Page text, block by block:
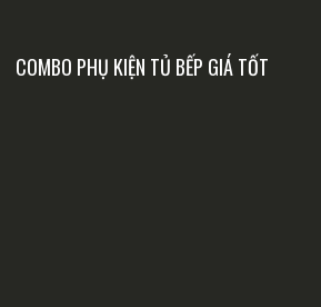
COMBO PHỤ KIỆN TỦ BẾP GIÁ TỐT